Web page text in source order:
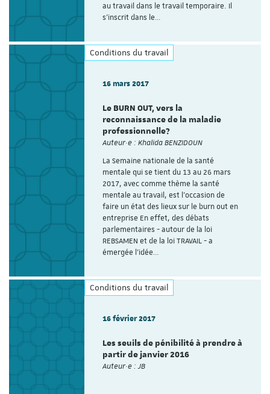
au travail dans le travail temporaire. Il
s’inscrit dans le…
Conditions du travail
16 mars 2017
Le BURN OUT, vers la
reconnaissance de la maladie
professionnelle?
Auteur·e : Khalida BENZIDOUN
La Semaine nationale de la santé
mentale qui se tient du 13 au 26 mars
2017, avec comme thème la santé
mentale au travail, est l’occasion de
faire un état des lieux sur le burn out en
entreprise En effet, des débats
parlementaires - autour de la loi
REBSAMEN et de la loi TRAVAIL - a
émergée l’idée…
Conditions du travail
16 février 2017
Les seuils de pénibilité à prendre à
partir de janvier 2016
Auteur·e : JB